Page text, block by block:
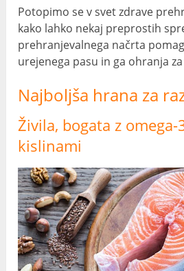
Potopimo se v svet zdrave
kako lahko nekaj preprostih
prehranjevalnega načrta
urejenega pasu in ga ohranja
Najboljša hrana za
Živila, bogata z
kislinami